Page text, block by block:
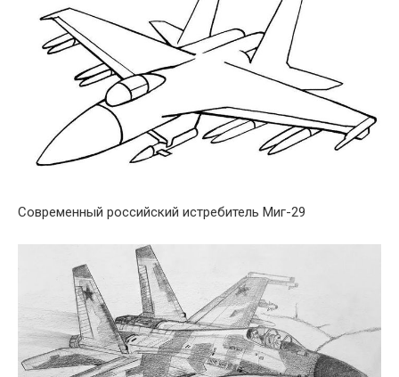
Современный российский истребитель Миг-29